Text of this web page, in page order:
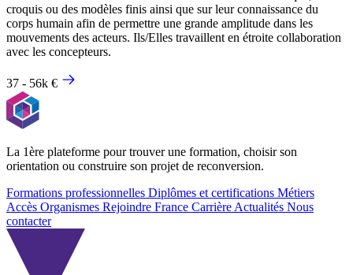
croquis ou des modèles finis ainsi que sur leur connaissance du
corps humain afin de permettre une grande amplitude dans les
mouvements des acteurs. Ils/Elles travaillent en étroite collaboration
avec les concepteurs.
37 - 56k €
La 1ère plateforme pour trouver une formation, choisir son
orientation ou construire son projet de reconversion.
Formations professionnelles Diplômes et certifications Métiers
Accès Organismes Rejoindre France Carrière Actualités Nous
contacter